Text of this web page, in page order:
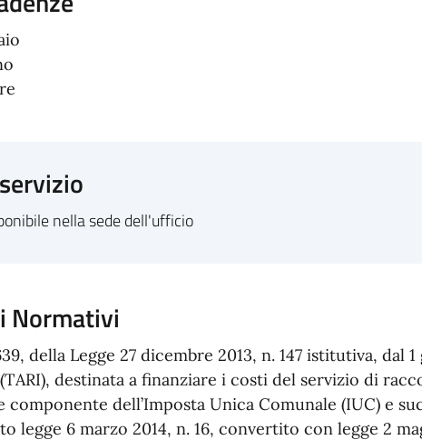
nella sede dell'ufficio
Normativi
della Legge 27 dicembre 2013, n. 147 istitutiva, dal 1
destinata a finanziare i costi del servizio di
dell’Imposta Unica Comunale (IUC) e
legge 6 marzo 2014, n. 16, convertito con legge 2